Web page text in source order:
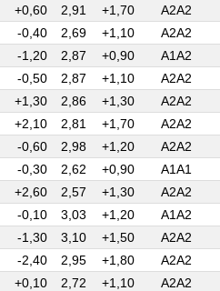
+0,60 2,91 +1,70 A2A2
-0,40 2,69 +1,10 A2A2
-1,20 2,87 +0,90 A1A2
-0,50 2,87 +1,10 A2A2
+1,30 2,86 +1,30 A2A2
+2,10 2,81 +1,70 A2A2
-0,60 2,98 +1,20 A2A2
-0,30 2,62 +0,90 A1A1
+2,60 2,57 +1,30 A2A2
-0,10 3,03 +1,20 A1A2
-1,30 3,10 +1,50 A2A2
-2,40 2,95 +1,80 A2A2
+0,10 2,72 +1,10 A2A2